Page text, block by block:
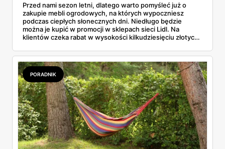
Przed nami sezon letni, dlatego warto pomyśleć już o
zakupie mebli ogrodowych, na których wypoczniesz
podczas ciepłych słonecznych dni. Niedługo będzie
można je kupić w promocji w sklepach sieci Lidl. Na
klientów czeka rabat w wysokości kilkudziesięciu złotych.
PORADNIK